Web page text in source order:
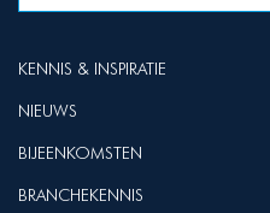
KENNIS & INSPIRATIE
NIEUWS
BIJEENKOMSTEN
BRANCHEKENNIS